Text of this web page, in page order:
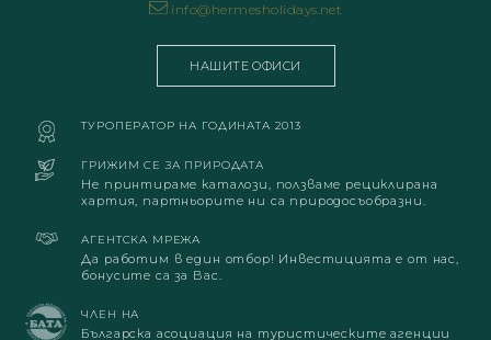
info@hermesholidays.net
НАШИТЕ ОФИСИ
ТУРОПЕРАТОР НА ГОДИНАТА 2013
ГРИЖИМ СЕ ЗА ПРИРОДАТА
Не принтираме каталози, ползваме рециклирана
хартия, партньорите ни са природосъобразни.
АГЕНТСКА МРЕЖА
Да работим в един отбор! Инвестицията е от нас,
бонусите са за Вас.
ЧЛЕН НА
Българска асоциация на туристическите агенции